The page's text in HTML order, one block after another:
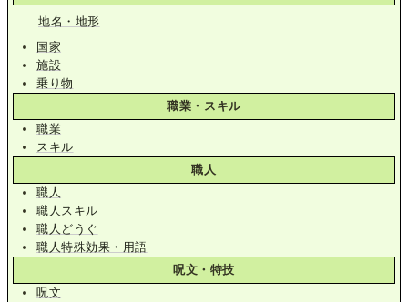
地名・地形
国家
施設
乗り物
職業・スキル
職業
スキル
職人
職人
職人スキル
職人どうぐ
職人特殊効果・用語
呪文・特技
呪文